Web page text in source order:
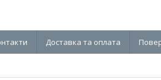
Доставка та оплата